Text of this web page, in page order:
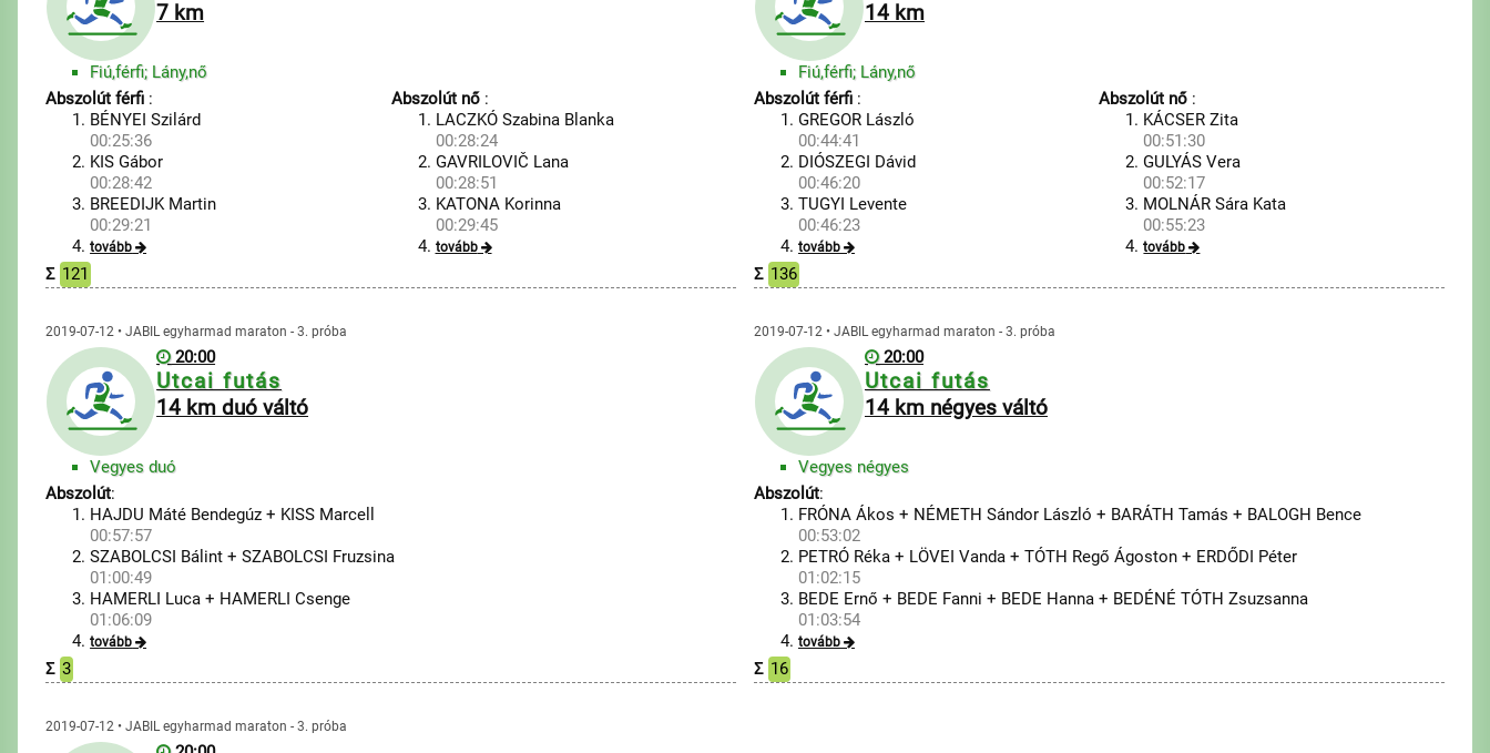
7 km
Fiú,férfi; Lány,nő
Abszolút férfi :
BÉNYEI Szilárd
00:25:36
KIS Gábor
00:28:42
BREEDIJK Martin
00:29:21
tovább
Abszolút nő:
LACZKÓ Szabina Blanka
00:28:24
GAVRILOVIČ Lana
00:28:51
KATONA Korinna
00:29:45
tovább
Σ 121
14 km
Fiú,férfi; Lány,nő
Abszolút férfi:
GREGOR László
00:44:41
DIÓSZEGI Dávid
00:46:20
TUGYI Levente
00:46:23
tovább
Abszolút nő :
KÁCSER Zita
00:51:30
GULYÁS Vera
00:52:17
MOLNÁR Sára Kata
00:55:23
tovább
Σ 136
2019-07-12 • JABIL egyharmad maraton - 3. próba
20:00
Utcai futás
14 km duó váltó
Vegyes duó
Abszolút:
HAJDU Máté Bendegúz + KISS Marcell
00:57:57
SZABOLCSI Bálint + SZABOLCSI Fruzsina
01:00:49
HAMERLI Luca + HAMERLI Csenge
01:06:09
tovább
Σ 3
2019-07-12 • JABIL egyharmad maraton - 3. próba
20:00
Utcai futás
14 km négyes váltó
Vegyes négyes
Abszolút:
FRÓNA Ákos + NÉMETH Sándor László + BARÁTH Tamás + BALOGH Bence
00:53:02
PETRÓ Réka + LÖVEI Vanda + TÓTH Regő Ágoston + ERDŐDI Péter
01:02:15
BEDE Ernő + BEDE Fanni + BEDE Hanna + BEDÉNÉ TÓTH Zsuzsanna
01:03:54
tovább
Σ 16
2019-07-12 • JABIL egyharmad maraton - 3. próba